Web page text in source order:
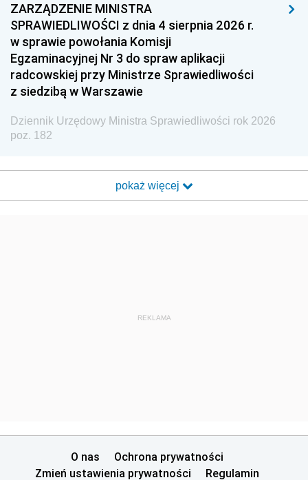
ZARZĄDZENIE MINISTRA
SPRAWIEDLIWOŚCI z dnia 4 sierpnia 2026 r.
w sprawie powołania Komisji
Egzaminacyjnej Nr 3 do spraw aplikacji
radcowskiej przy Ministrze Sprawiedliwości
z siedzibą w Warszawie
Dziennik Urzędowy Ministra Sprawiedliwości rok 2026
poz. 182
pokaż więcej
REKLAMA
O nas
Ochrona prywatności
Zmień ustawienia prywatności
Regulamin